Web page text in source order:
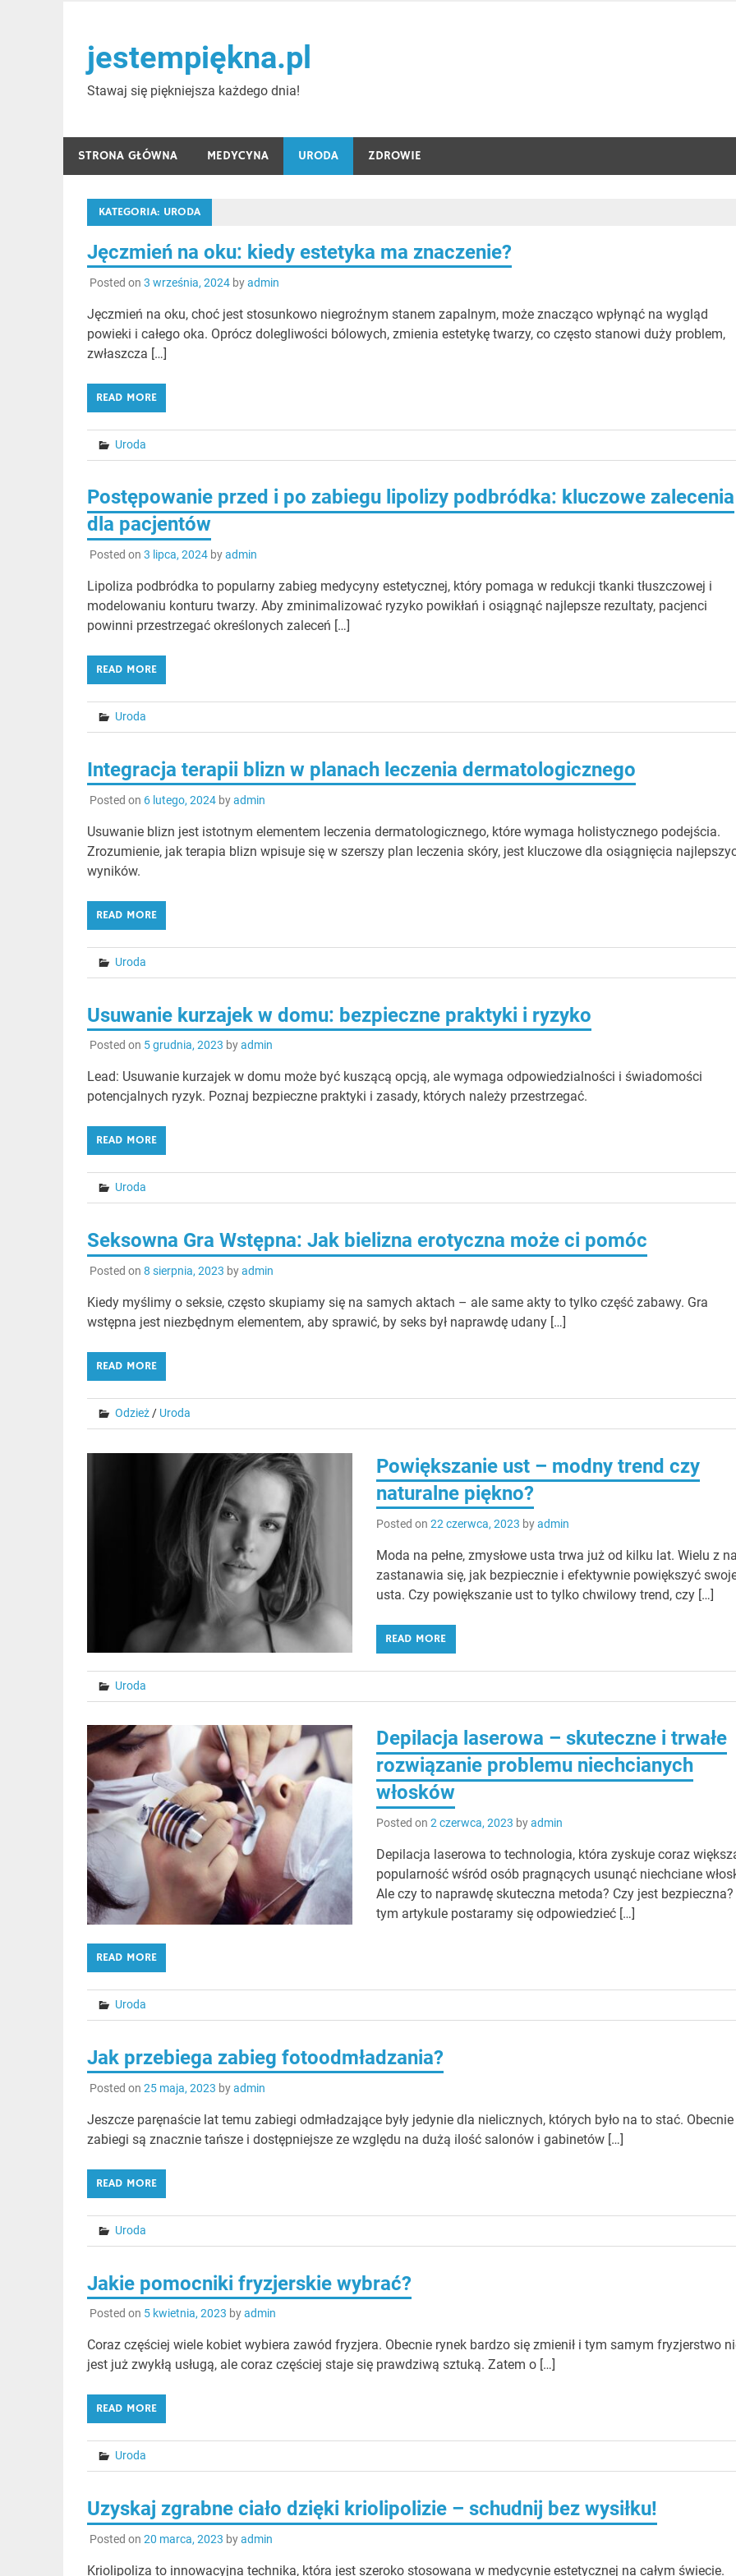
contentjestempiękna.pl
Stawaj się piękniejsza każdego dnia!
STRONA GŁÓWNA MEDYCYNA URODA ZDROWIE
KATEGORIA: URODA
Jęczmień na oku: kiedy estetyka ma znaczenie?
Posted on 3 września, 2024byadmin
Jęczmień na oku, choć jest stosunkowo niegroźnym stanem zapalnym, może znacząco wpłynąć na wygląd
powieki i całego oka. Oprócz dolegliwości bólowych, zmienia estetykę twarzy, co często stanowi duży problem,
zwłaszcza […]
READ MORE
Uroda
Postępowanie przed i po zabiegu lipolizy podbródka: kluczowe zalecenia
dla pacjentów
Posted on 3 lipca, 2024byadmin
Lipoliza podbródka to popularny zabieg medycyny estetycznej, który pomaga w redukcji tkanki tłuszczowej i
modelowaniu konturu twarzy. Aby zminimalizować ryzyko powikłań i osiągnąć najlepsze rezultaty, pacjenci
powinni przestrzegać określonych zaleceń […]
READ MORE
Uroda
Integracja terapii blizn w planach leczenia dermatologicznego
Posted on 6 lutego, 2024byadmin
Usuwanie blizn jest istotnym elementem leczenia dermatologicznego, które wymaga holistycznego podejścia.
Zrozumienie, jak terapia blizn wpisuje się w szerszy plan leczenia skóry, jest kluczowe dla osiągnięcia
wyników.
READ MORE
Uroda
Usuwanie kurzajek w domu: bezpieczne praktyki i ryzyko
Posted on 5 grudnia, 2023 byadmin
Lead: Usuwanie kurzajek w domu może być kuszącą opcją, ale wymaga odpowiedzialności i świadomości
potencjalnych ryzyk. Poznaj bezpieczne praktyki i zasady, których należy przestrzegać.
READ MORE
Uroda
Seksowna Gra Wstępna: Jak bielizna erotyczna może ci pomóc
Posted on 8 sierpnia, 2023 byadmin
Kiedy myślimy o seksie, często skupiamy się na samych aktach – ale same akty to tylko część zabawy. Gra
wstępna jest niezbędnym elementem, aby sprawić, by seks był naprawdę udany […]
READ MORE
Odzież/ Uroda
Powiększanie ust – modny trend czy
naturalne piękno?
Posted on22 czerwca, 2023 byadmin
Moda na pełne, zmysłowe usta trwa już od kilku lat. Wielu z
zastanawia się, jak bezpiecznie i efektywnie powiększyć
usta. Czy powiększanie ust to tylko chwilowy trend, czy […]
READ MORE
Uroda
Depilacja laserowa – skuteczne i trwałe
rozwiązanie problemu niechcianych
włosków
Posted on2 czerwca, 2023 byadmin
Depilacja laserowa to technologia, która zyskuje coraz
popularność wśród osób pragnących usunąć niechciane
Ale czy to naprawdę skuteczna metoda? Czy jest bezpieczna?
tym artykule postaramy się odpowiedzieć […]
READ MORE
Uroda
Jak przebiega zabieg fotoodmładzania?
Posted on 25 maja, 2023 byadmin
Jeszcze paręnaście lat temu zabiegi odmładzające były jedynie dla nielicznych, których było na to stać. Obecnie
zabiegi są znacznie tańsze i dostępniejsze ze względu na dużą ilość salonów i gabinetów […]
READ MORE
Uroda
Jakie pomocniki fryzjerskie wybrać?
Posted on 5 kwietnia, 2023 byadmin
Coraz częściej wiele kobiet wybiera zawód fryzjera. Obecnie rynek bardzo się zmienił i tym samym fryzjerstwo
jest już zwykłą usługą, ale coraz częściej staje się prawdziwą sztuką. Zatem o […]
READ MORE
Uroda
Uzyskaj zgrabne ciało dzięki kriolipolizie – schudnij bez wysiłku!
Posted on 20 marca, 2023 byadmin
Kriolipoliza to innowacyjna technika, która jest szeroko stosowana w medycynie estetycznej na całym świecie.